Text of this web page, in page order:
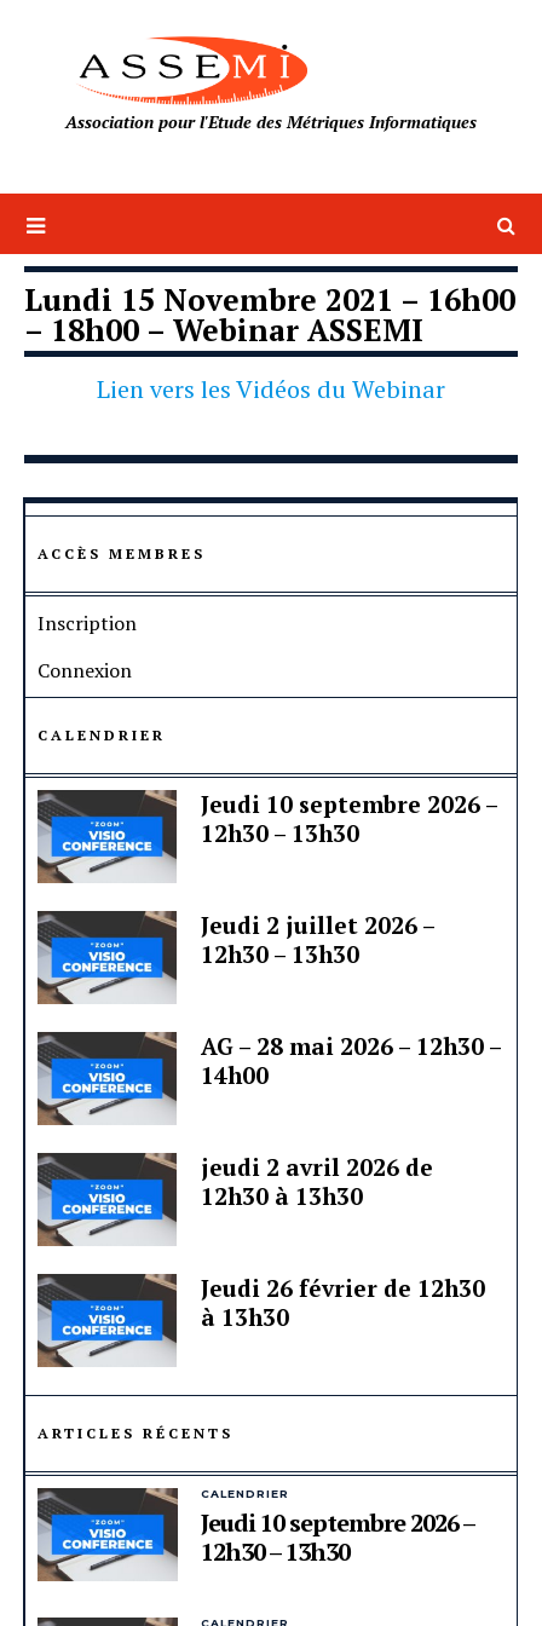
Association pour l'Etude des Métriques Informatiques
Lundi 15 Novembre 2021 – 16h00
– 18h00 – Webinar ASSEMI
Lien vers les Vidéos du Webinar
ACCÈS MEMBRES
Inscription
Connexion
CALENDRIER
Jeudi 10 septembre 2026 –
12h30 – 13h30
Jeudi 2 juillet 2026 –
12h30 – 13h30
AG – 28 mai 2026 – 12h30 –
14h00
jeudi 2 avril 2026 de
12h30 à 13h30
Jeudi 26 février de 12h30
à 13h30
ARTICLES RÉCENTS
CALENDRIER
Jeudi 10 septembre 2026 –
12h30 – 13h30